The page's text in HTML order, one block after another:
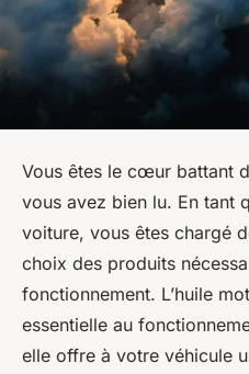
Vous êtes le cœur battant
vous avez bien lu. En tant
voiture, vous êtes chargé
choix des produits
fonctionnement. L’huile
essentielle au
elle offre à votre véhicule